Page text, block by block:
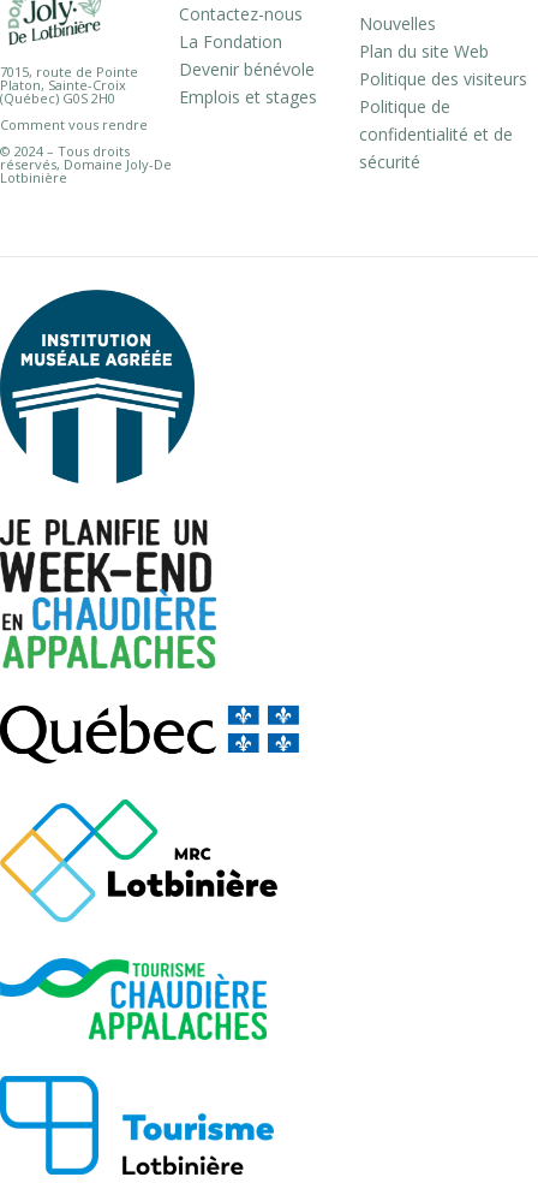
7015, route de Pointe
Platon, Sainte-Croix
(Québec) G0S 2H0
Comment vous rendre
© 2024 – Tous droits
réservés, Domaine Joly-De
Lotbinière
Contactez-nous
La Fondation
Devenir bénévole
Emplois et stages
Nouvelles
Plan du site Web
Politique des visiteurs
Politique de
confidentialité et de
sécurité